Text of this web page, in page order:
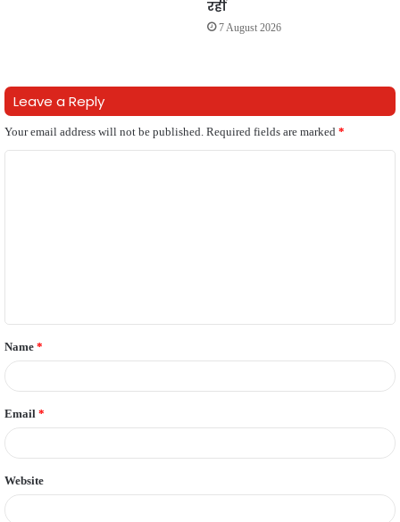
रहीं
7 August 2026
Leave a Reply
Your email address will not be published. Required fields are marked *
t
*
Name *
Email *
Website